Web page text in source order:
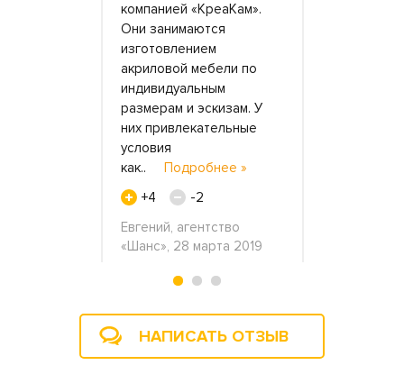
компанией «КреаКам».
Они занимаются
изготовлением
акриловой мебели по
индивидуальным
размерам и эскизам. У
них привлекательные
условия
как.. Подробнее »
+4
-2
Евгений, агентство
«Шанс», 28 марта 2019
НАПИСАТЬ ОТЗЫВ